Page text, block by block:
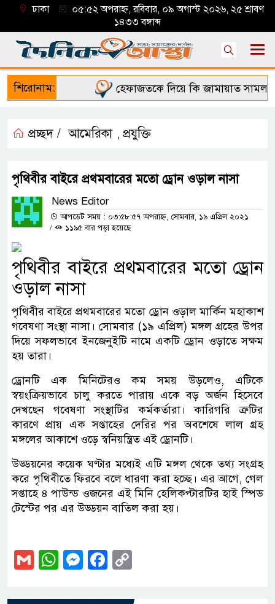
ঢাকা
০৫:৫২ অপরাহ্ন, রবিবার, ০৯ অগাস্ট ২০২৬, ২৫ শ্রাবণ
১৪৩৩ বঙ্গাব্দ
শিরোনাম: হেফাজতকে দিয়ে কি জামায়াত সামলাতে
প্রচ্ছদ / আমেরিকা , প্রযুক্তি
পৃথিবীর বাইরে প্রথমবারের মতো ড্রোন ওড়াল নাসা
News Editor
আপডেট সময় : ০৩:৫৮:৫৭ অপরাহ্ন, সোমবার, ১৯ এপ্রিল ২০২১
/
১১৯৫ বার পড়া হয়েছে
পৃথিবীর বাইরে প্রথমবারের মতো ড্রোন
ওড়াল নাসা
পৃথিবীর বাইরে প্রথমবারের মতো ড্রোন ওড়াল মার্কিন মহাকাশ
গবেষণা সংস্থা নাসা। সোমবার (১৯ এপ্রিল) মঙ্গল গ্রহের উপর
দিয়ে সফলভাবে ইনজেনুইটি নামে একটি ড্রোন ওড়াতে সক্ষম
হয় তারা।
ড্রোনটি এক মিনিটেরও কম সময় উড়লেও, এটিকে
স্বয়ংক্রিয়ভাবে চালু করতে পারায় একে বড় অর্জন হিসেবে
দেখছেন গবেষণা সংস্থাটির কর্মকর্তারা। কারিগরি ত্রুটির
কারণে প্রায় এক সপ্তাহের দেরির পর অবশেষে লাল গ্রহ
মঙ্গলের আকাশে ওড়ে স্বনিয়ন্ত্রিত এই ড্রোনটি।
উড্ডয়নের কয়েক ঘণ্টার মধ্যেই এটি মঙ্গল থেকে তথ্য সংগ্রহ
করে পৃথিবীতে ফিরবে বলে ধারণা করা হচ্ছে। এর আগে, গেল
সপ্তাহে ৪ পাউন্ড ওজনের এই মিনি হেলিকপ্টারটির হাই স্পিড
টেস্টের পর এর উড্ডয়ন বাতিল করা হয়।
GmailWhatsApp
Messenger
Facebook